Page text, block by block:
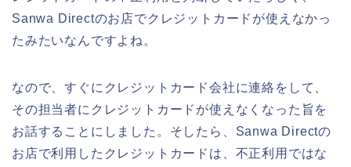
Sanwa Directのお店でクレジットカードが使えなかっ
たみたいなんですよね。
なので、すぐにクレジットカード会社に連絡をして、
その担当者にクレジットカードが使えなくなった旨を
お話することにしました。そしたら、Sanwa Directの
お店で利用したクレジットカードは、不正利用ではな